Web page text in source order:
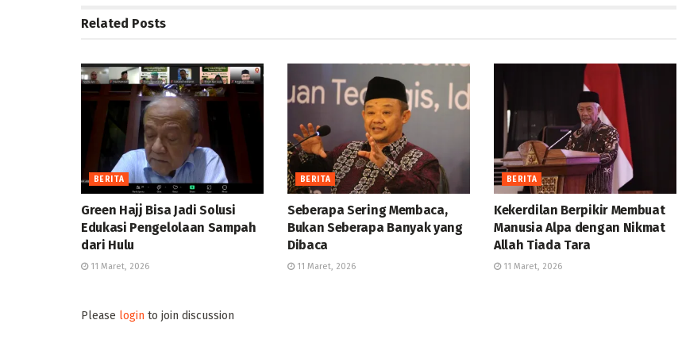
Related Posts
BERITA
Green Hajj Bisa Jadi Solusi
Edukasi Pengelolaan Sampah
dari Hulu
11 Maret, 2026
BERITA
Seberapa Sering Membaca,
Bukan Seberapa Banyak yang
Dibaca
11 Maret, 2026
BERITA
Kekerdilan Berpikir Membuat
Manusia Alpa dengan Nikmat
Allah Tiada Tara
11 Maret, 2026
Please login to join discussion